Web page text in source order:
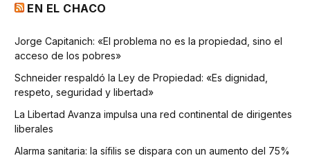
EN EL CHACO
Jorge Capitanich: «El problema no es la propiedad, sino el
acceso de los pobres»
Schneider respaldó la Ley de Propiedad: «Es dignidad,
respeto, seguridad y libertad»
La Libertad Avanza impulsa una red continental de dirigentes
liberales
Alarma sanitaria: la sífilis se dispara con un aumento del 75%